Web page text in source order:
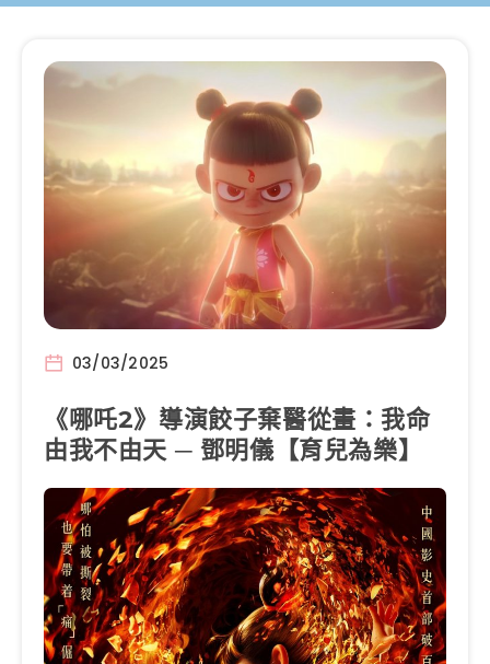
03/03/2025
《哪吒2》導演餃子棄醫從畫：我命
由我不由天 ─ 鄧明儀【育兒為樂】